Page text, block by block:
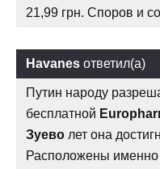
21,99 грн. Споров и
Havanes ответил(а)
Путин народу
бесплатной
Зуево лет она
Расположены именно